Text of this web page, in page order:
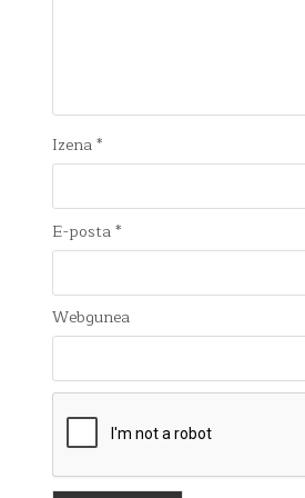
Izena*
E-posta*
Webgunea